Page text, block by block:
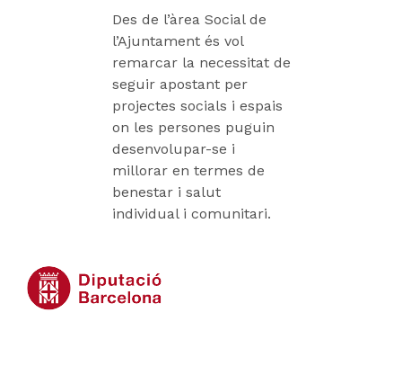
Des de l’àrea Social de
l’Ajuntament és vol
remarcar la necessitat de
seguir apostant per
projectes socials i espais
on les persones puguin
desenvolupar-se i
millorar en termes de
benestar i salut
individual i comunitari.